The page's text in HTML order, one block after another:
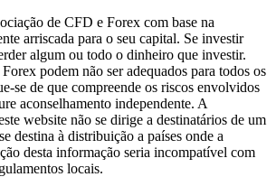
de CFD e Forex com base na
arriscada para o seu capital. Se investir
algum ou todo o dinheiro que investir.
podem não ser adequados para todos os
se de que compreende os riscos envolvidos
aconselhamento independente. A
website não se dirige a destinatários de um
destina à distribuição a países onde a
desta informação seria incompatível com
locais.